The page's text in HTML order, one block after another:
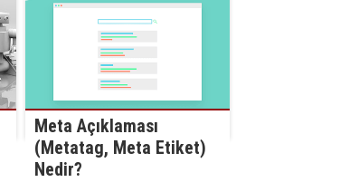
Meta Açıklaması
(Metatag, Meta Etiket)
Nedir?